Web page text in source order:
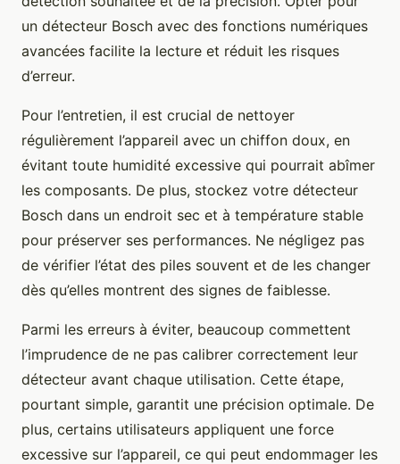
un détecteur Bosch avec des fonctions numériques
avancées facilite la lecture et réduit les risques
d’erreur.
Pour l’entretien, il est crucial de nettoyer
régulièrement l’appareil avec un chiffon doux, en
évitant toute humidité excessive qui pourrait abîmer
les composants. De plus, stockez votre détecteur
Bosch dans un endroit sec et à température stable
pour préserver ses performances. Ne négligez pas
de vérifier l’état des piles souvent et de les changer
dès qu’elles montrent des signes de faiblesse.
Parmi les erreurs à éviter, beaucoup commettent
l’imprudence de ne pas calibrer correctement leur
détecteur avant chaque utilisation. Cette étape,
pourtant simple, garantit une précision optimale. De
plus, certains utilisateurs appliquent une force
excessive sur l’appareil, ce qui peut endommager les